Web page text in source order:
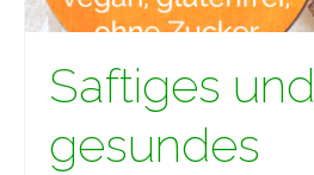
Saftiges und
gesundes